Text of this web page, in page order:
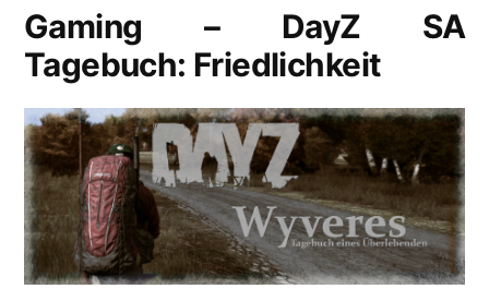
Gaming – DayZ SA
Tagebuch: Friedlichkeit